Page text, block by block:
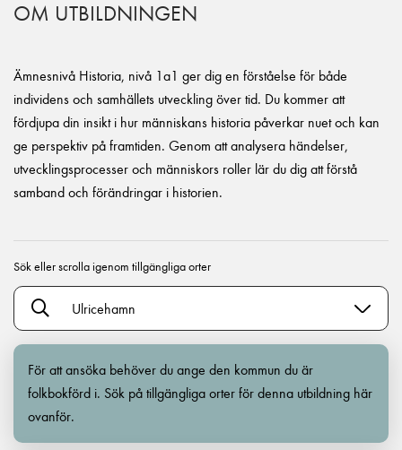
OM UTBILDNINGEN
Ämnesnivå Historia, nivå 1a1 ger dig en förståelse för både
individens och samhällets utveckling över tid. Du kommer att
fördjupa din insikt i hur människans historia påverkar nuet och kan
ge perspektiv på framtiden. Genom att analysera händelser,
utvecklingsprocesser och människors roller lär du dig att förstå
samband och förändringar i historien.
Sök eller scrolla igenom tillgängliga orter
Ulricehamn
För att ansöka behöver du ange den kommun du är
folkbokförd i. Sök på tillgängliga orter för denna utbildning här
ovanför.